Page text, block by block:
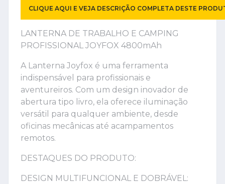
CLIQUE AQUI E VEJA DESCRIÇÃO COMPLETA DESTE
LANTERNA DE TRABALHO E CAMPING
PROFISSIONAL JOYFOX 4800mAh
A Lanterna Joyfox é uma ferramenta
indispensável para profissionais e
aventureiros. Com um design inovador de
abertura tipo livro, ela oferece iluminação
versátil para qualquer ambiente, desde
oficinas mecânicas até acampamentos
remotos.
DESTAQUES DO PRODUTO:
DESIGN MULTIFUNCIONAL E DOBRÁVEL: